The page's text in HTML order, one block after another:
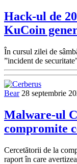
Hack-ul de
KuCoin
În cursul zilei de
”incident de
Bear 28 septembrie
Malware-ul
compromite
Cercetătorii de la
raport în care